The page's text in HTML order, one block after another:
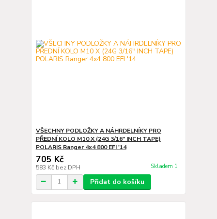
VŠECHNY PODLOŽKY A NÁHRDELNÍKY PRO
PŘEDNÍ KOLO M10 X (24G 3/16" INCH TAPE)
POLARIS Ranger 4x4 800 EFI '14
705 Kč
583 Kč bez DPH Skladem 1
Přidat do košíku